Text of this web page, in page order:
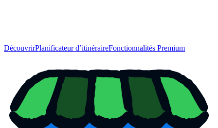
DécouvrirPlanificateur d’itinéraireFonctionnalités Premium